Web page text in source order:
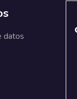
datos